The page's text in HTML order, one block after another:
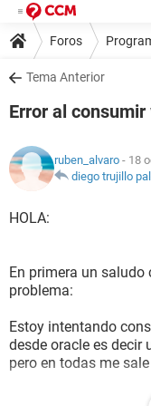
Foros
Tema Anterior
Error al
ruben_alvaro - 18
diego trujillo
HOLA:
En primera un
problema:
Estoy intentando
desde oracle es decir
pero en todas me
ORA-29273: HTTP